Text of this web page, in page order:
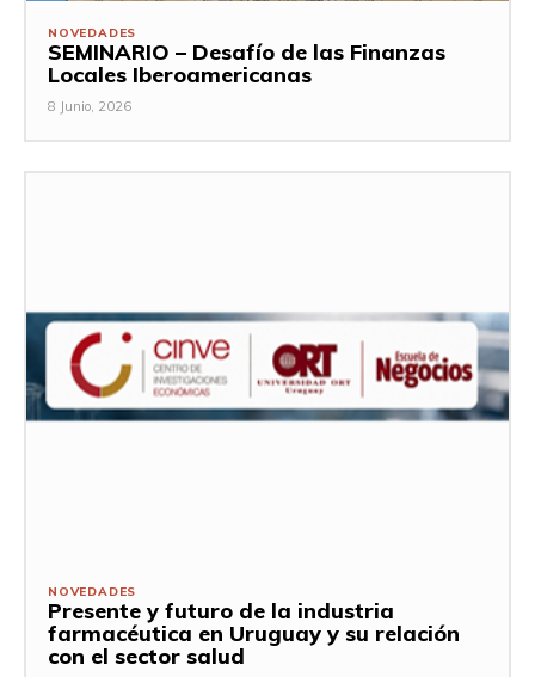
NOVEDADES
SEMINARIO – Desafío de las Finanzas
Locales Iberoamericanas
8 Junio, 2026
NOVEDADES
Presente y futuro de la industria
farmacéutica en Uruguay y su relación
con el sector salud